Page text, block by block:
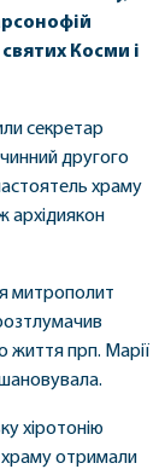
Косми і
секретар
другого
храму
архідиякон
митрополит
життя прп. Марії
хіротонію
храму отримали